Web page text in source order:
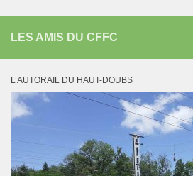
LES AMIS DU CFFC
L’AUTORAIL DU HAUT-DOUBS